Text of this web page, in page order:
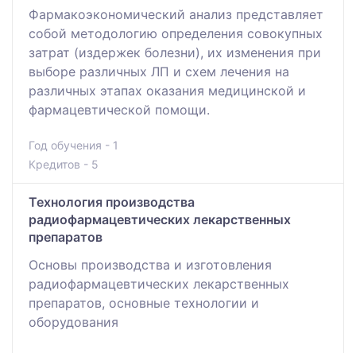
Фармакоэкономический анализ представляет
собой методологию определения совокупных
затрат (издержек болезни), их изменения при
выборе различных ЛП и схем лечения на
различных этапах оказания медицинской и
фармацевтической помощи.
Год обучения - 1
Кредитов - 5
Технология производства
радиофармацевтических лекарственных
препаратов
Основы производства и изготовления
радиофармацевтических лекарственных
препаратов, основные технологии и
оборудования